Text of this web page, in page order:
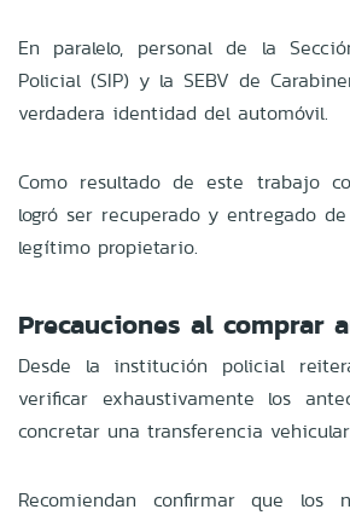
En paralelo, personal de la
Policial (SIP) y la SEBV de
verdadera identidad del automóvil.
Como resultado de este trabajo
logró ser recuperado y entregado
legítimo propietario.
Precauciones al comprar
Desde la institución policial
verificar exhaustivamente los
concretar una transferencia
Recomiendan confirmar que los